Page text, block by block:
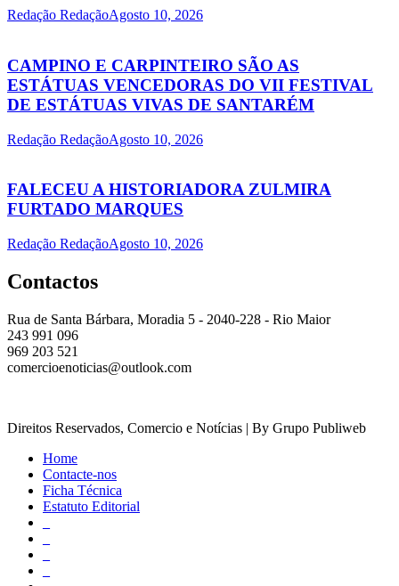
Redação RedaçãoAgosto 10, 2026
CAMPINO E CARPINTEIRO SÃO AS
ESTÁTUAS VENCEDORAS DO VII FESTIVAL
DE ESTÁTUAS VIVAS DE SANTARÉM
Redação RedaçãoAgosto 10, 2026
FALECEU A HISTORIADORA ZULMIRA
FURTADO MARQUES
Redação RedaçãoAgosto 10, 2026
Contactos
Rua de Santa Bárbara, Moradia 5 - 2040-228 - Rio Maior
243 991 096
969 203 521
comercioenoticias@outlook.com
Direitos Reservados, Comercio e Notícias | By Grupo Publiweb
Home
Contacte-nos
Ficha Técnica
Estatuto Editorial